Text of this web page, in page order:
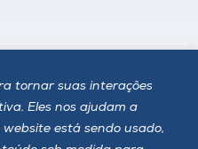
tornar suas interações
Eles nos ajudam a
está sendo usado,